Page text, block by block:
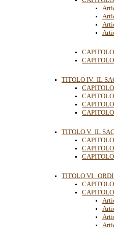
TITOLO IV. IL
TITOLO V. IL
TITOLO VI.